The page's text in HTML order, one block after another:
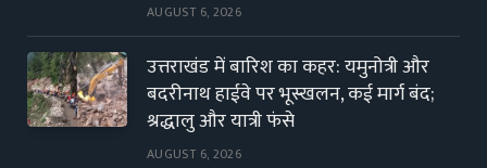
AUGUST 6, 2026
उत्तराखंड में बारिश का कहर: यमुनोत्री और
बदरीनाथ हाईवे पर भूस्खलन, कई मार्ग बंद;
श्रद्धालु और यात्री फंसे
AUGUST 6, 2026